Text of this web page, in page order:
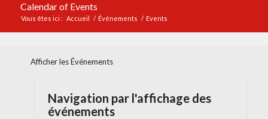
Calendar of Events
Vous êtes ici : Accueil / Événements / Events
Afficher les Événements
Navigation par l'affichage des
événements